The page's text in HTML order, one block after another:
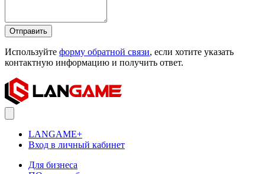
Отправить
Используйте форму обратной связи, если хотите указать
контактную информацию и получить ответ.
LANGAME+
Вход в личный кабинет
Для бизнеса